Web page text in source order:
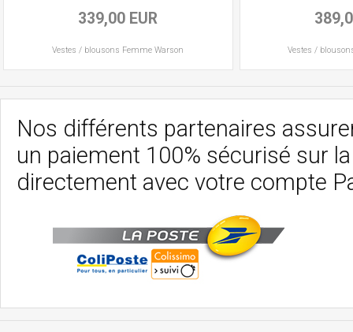
339,00 EUR
Vestes / blousons Femme Warson Vestes /
Nos différents partenaires
un paiement 100% sécurisé sur
directement avec votre compte